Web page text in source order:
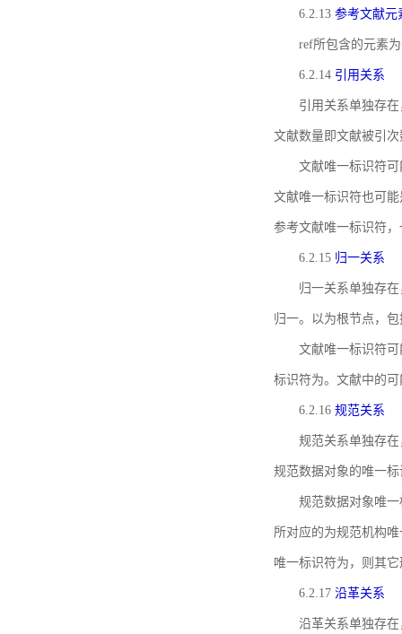
6.2.13 参考文献元
ref所包含的元素
6.2.14 引用关系
引用关系单独存
文献数量即文献被引
文献唯一标识符
文献唯一标识符也可
参考文献唯一标识符
6.2.15 归一关系
归一关系单独存
归一。以为根节点，
文献唯一标识符
标识符为。文献中的
6.2.16 规范关系
规范关系单独存
规范数据对象的唯一
规范数据对象唯一
所对应的为规范机构
唯一标识符为，则其
6.2.17 沿革关系
沿革关系单独存